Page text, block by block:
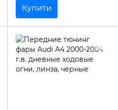
Купити